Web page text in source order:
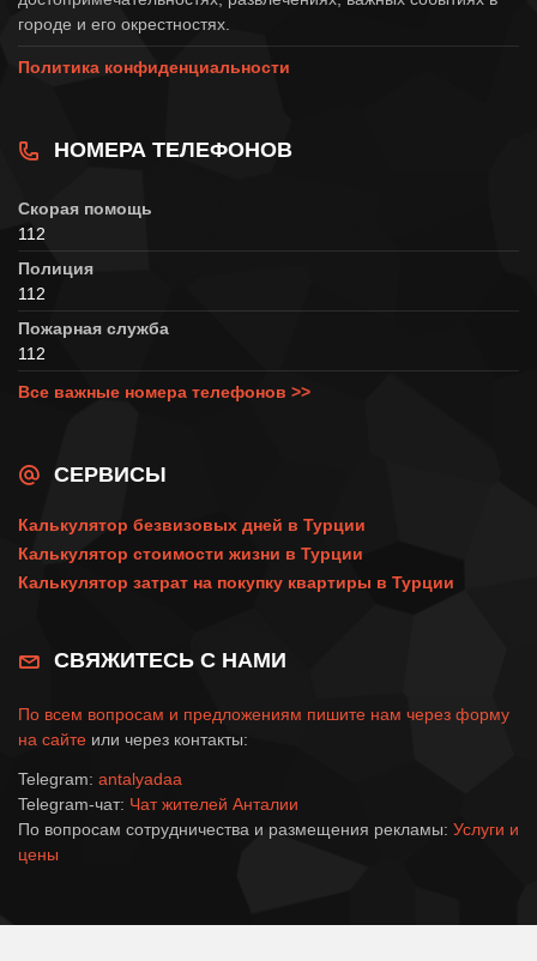
городе и его окрестностях.
Политика конфиденциальности
НОМЕРА ТЕЛЕФОНОВ
Скорая помощь
112
Полиция
112
Пожарная служба
112
Все важные номера телефонов >>
СЕРВИСЫ
Калькулятор безвизовых дней в Турции
Калькулятор стоимости жизни в Турции
Калькулятор затрат на покупку квартиры в Турции
СВЯЖИТЕСЬ С НАМИ
По всем вопросам и предложениям пишите нам через форму
на сайте или через контакты:
Telegram: antalyadaa
Telegram-чат: Чат жителей Анталии
По вопросам сотрудничества и размещения рекламы: Услуги и
цены